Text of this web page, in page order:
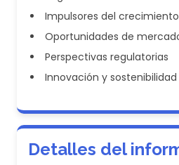
Impulsores del crecimiento
Oportunidades de
Perspectivas regulatorias
Innovación y sostenibilidad
Detalles del